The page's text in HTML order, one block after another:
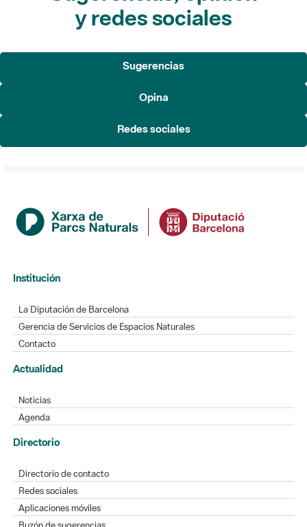
y redes sociales
Sugerencias
Opina
Redes sociales
Institución
La Diputación de Barcelona
Gerencia de Servicios de Espacios Naturales
Contacto
Actualidad
Noticias
Agenda
Directorio
Directorio de contacto
Redes sociales
Aplicaciones móviles